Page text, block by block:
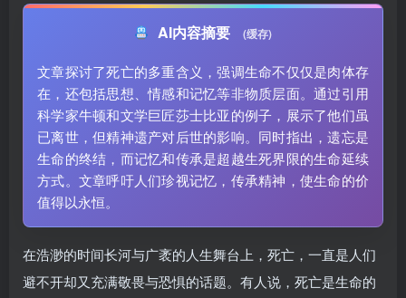
AI内容摘要 (缓存)
文章探讨了死亡的多重含义，强调生命不仅仅是肉体存
在，还包括思想、情感和记忆等非物质层面。通过引用
科学家牛顿和文学巨匠莎士比亚的例子，展示了他们虽
已离世，但精神遗产对后世的影响。同时指出，遗忘是
生命的终结，而记忆和传承是超越生死界限的生命延续
方式。文章呼吁人们珍视记忆，传承精神，使生命的价
值得以永恒。
在浩渺的时间长河与广袤的人生舞台上，死亡，一直是人们
避不开却又充满敬畏与恐惧的话题。有人说，死亡是生命的